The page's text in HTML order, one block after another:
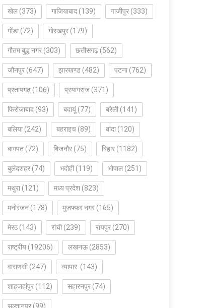
खेल (373) गाजियाबाद (139) गाजीपुर (333)
गोंडा (72) गोरखपुर (179)
गौतम बुद्ध नगर (303) छत्तीसगढ़ (562)
जौनपुर (647) झारखण्ड (482) पटना (762)
प्रतापगढ़ (106) प्रयागराज (371)
फिरोजाबाद (93) बदायूं (77) बरेली (141)
बलिया (242) बहराइच (89) बांदा (120)
बागपत (72) बिजनौर (75) बिहार (1182)
बुलंदशहर (74) भदोही (119) भोपाल (251)
मथुरा (121) मध्य प्रदेश (823)
मनोरंजन (178) मुजफ्फर नगर (165)
मेरठ(143) रांची (239) रायपुर (270)
राष्ट्रीय (19206) लखनऊ(2853)
वाराणसी (247) व्यापार (143)
शाहजहांपुर (112) सहारनपुर (74)
सुल्तानपुर (99)